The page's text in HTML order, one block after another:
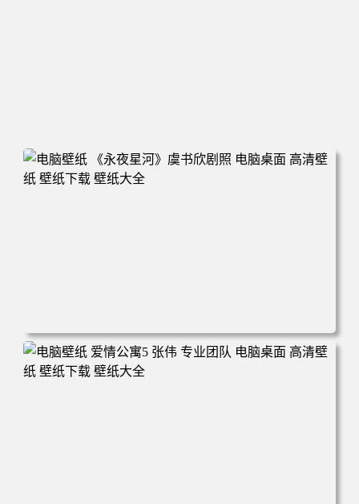
电脑壁纸 《永夜星河》虞书欣剧照 电脑桌面 高清壁纸 壁纸
下载 壁纸大全